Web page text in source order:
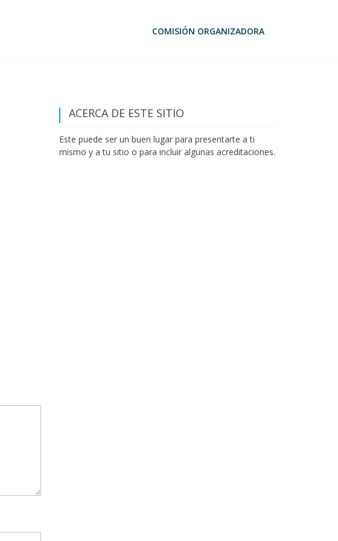
COMISIÓN ORGANIZADORA
ACERCA DE ESTE SITIO
Este puede ser un buen lugar para presentarte a ti
mismo y a tu sitio o para incluir algunas acreditaciones.